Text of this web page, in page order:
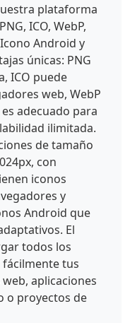
plataforma
ICO, WebP,
Icono Android y
únicas: PNG
ICO puede
web, WebP
adecuado para
ilimitada.
de tamaño
con
iconos
y
Android que
El
todos los
fácilmente tus
aplicaciones
o proyectos de